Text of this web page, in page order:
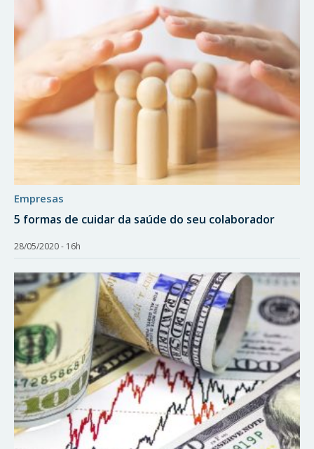
empresas
5 formas de cuidar da saúde do seu colaborador
28/05/2020 - 16h